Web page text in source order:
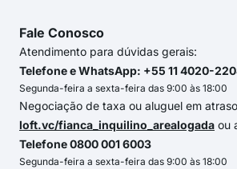
Fale Conosco
Atendimento para dúvidas gerais:
Telefone e WhatsApp: +55 11 4020-
Segunda-feira a sexta-feira das 9:00 às 18:00
Negociação de taxa ou aluguel em
loft.vc/fianca_inquilino_arealogada ou
Telefone 0800 001 6003
Segunda-feira a sexta-feira das 9:00 às 18:00